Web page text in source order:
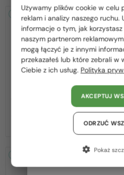
2-4 DNI Proszę wybierz z listy
Polska / PL
România / RO
Magyarország /
United Arab
Austria / AT
Niemcy / DE
Włochy / IT
Używamy plików cookie w celu
reklam i analizy naszego ruchu.
informacje o tym, jak
naszym partnerom
mogą łączyć je z innymi
przekazałeś lub które zebrali w
Ciebie z ich usług. Polityka
AKCEPTUJ
ODRZUĆ
Pokaż